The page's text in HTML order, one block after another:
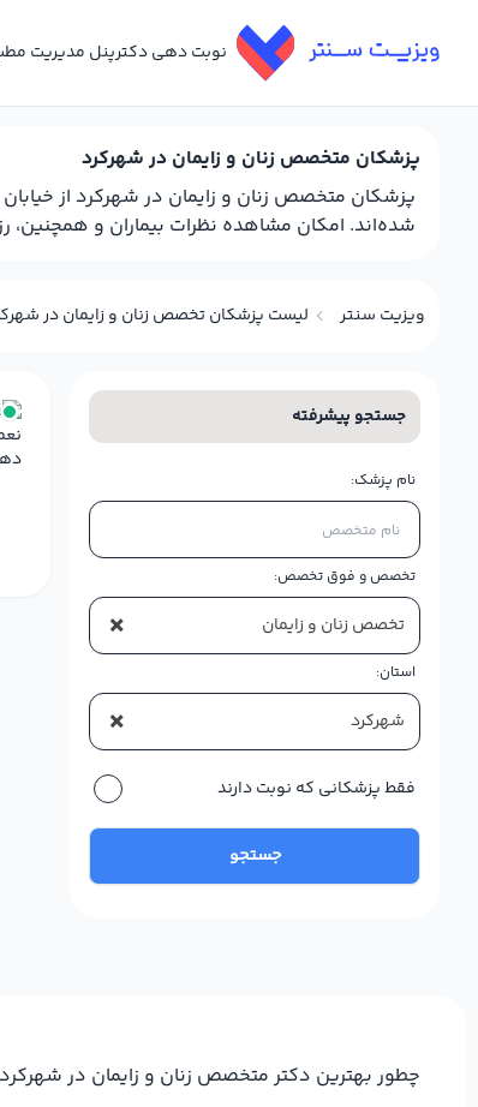
نوبت دهی دکترپنل مدیریت
پزشکان متخصص زنان و زایمان در شهرکرد
پزشکان متخصص زنان و زایمان در شهرکرد از
شده‌اند. امکان مشاهده نظرات بیماران و همچنین،
ویزیت سنتر لیست پزشکان تخصص زنان و زایمان در
جستجو پیشرفته
نام پزشک:
تخصص و فوق تخصص:
× تخصص زنان و زایمان
استان:
× شهرکرد
فقط پزشکانی که نوبت دارند
جستجو
چطور بهترین دکتر متخصص زنان و زایمان در شهرکرد